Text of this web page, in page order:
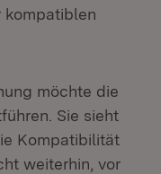
kompatiblen
möchte die
Sie sieht
Kompatibilität
weiterhin, vor